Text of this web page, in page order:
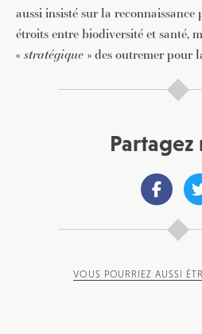
aussi insisté sur la reconnaissance
étroits entre biodiversité et santé,
« stratégique » des outremer pour
Partagez
VOUS POURRIEZ AUSSI